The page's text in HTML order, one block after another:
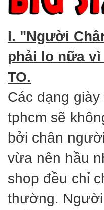
I. "Người
phải lo nữa vì
TO.
Các dạng
tphcm sẽ
bởi chân
vừa nên hầu
shop đều chỉ
thường.